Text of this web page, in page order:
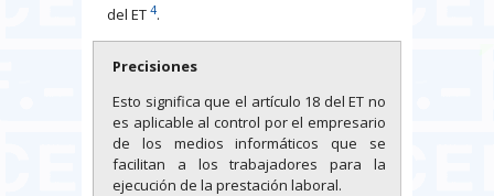
del ET 4.
Precisiones
Esto significa que el artículo 18 del ET no
es aplicable al control por el empresario
de los medios informáticos que se
facilitan a los trabajadores para la
ejecución de la prestación laboral.